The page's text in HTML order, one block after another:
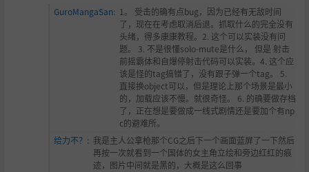
GuroMangaSan: 1。 受击的确有点bug，因为已经有无敌时间
了，现在在考虑取消后退。抓取什么的完全没有
头绪，得多康康教程。2. 这个可以实装没有问
题。 3. 不是很懂solo-mute是什么， 但是 射击
前摇霸体和自爆停射击代码可以实装。4. 这个应
该是怪的tag搞错了，没有跟子弹一个tag。 5.
直接换object可以，但是理论上那个场景是最小
的，加载应该不慢。就很奇怪。 6. 的确要做存档
了，正在想是要做成一线式剧情还是要加个有np
c的避难所。
给力不？ : 我是主人公拿枪那个CG之后下一个画面蓝屏了一下然后
再按一次就看到一个国体的女主角立绘和旁边红红的痕
迹，图片中间就是黑的，大概是这么回事